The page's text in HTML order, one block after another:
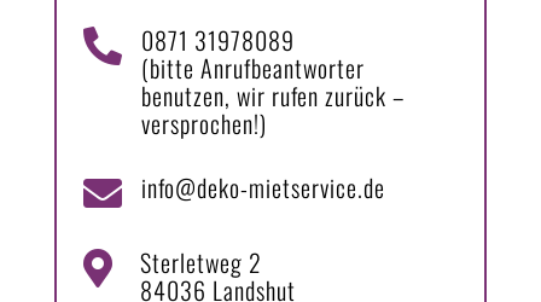
 0871 31978089
(bitte Anrufbeantworter
benutzen, wir rufen zurück –
versprochen!)
 info@deko-mietservice.de
 Sterletweg 2
84036 Landshut